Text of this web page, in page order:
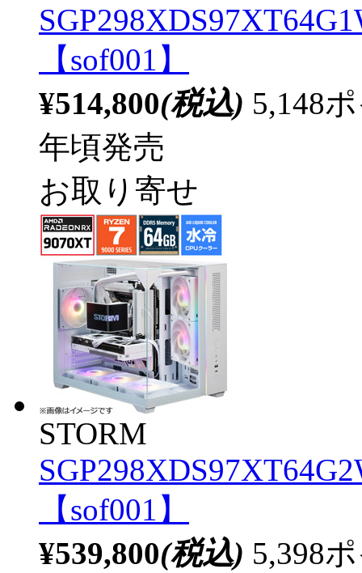
【sof001】
¥514,800(税込) 5,148
年頃発売
お取り寄せ
STORM
【sof001】
¥539,800(税込) 5,398